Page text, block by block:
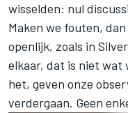
wisselden: nul
Maken we fouten,
openlijk, zoals in
elkaar, dat is niet wat
het, geven onze
verdergaan. Geen